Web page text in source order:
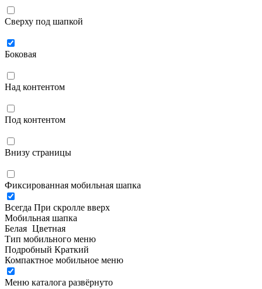
Сверху под шапкой
Боковая
Над контентом
Под контентом
Внизу страницы
Фиксированная мобильная шапка
Всегда При скролле вверх
Мобильная шапка
Белая Цветная
Тип мобильного меню
Подробный Краткий
Компактное мобильное меню
Меню каталога развёрнуто